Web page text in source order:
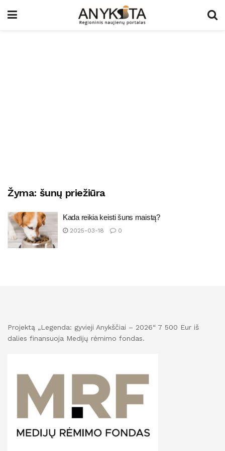
Žyma: šunų priežiūra
Kada reikia keisti šuns maistą?
2025-03-18 0
Projektą „Legenda: gyvieji Anykščiai – 2026“ 7 500 Eur iš
dalies finansuoja Medijų rėmimo fondas.